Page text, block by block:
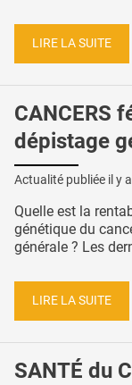
LIRE LA SUITE
CANCERS
dépistage
Actualité publiée il y a
Quelle est la
génétique du
générale ? Les
LIRE LA SUITE
SANTÉ du